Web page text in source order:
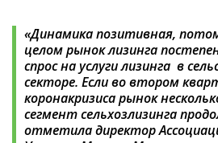
«Динамика позитивная,
целом рынок лизинга
спрос на услуги лизинга в
секторе. Если во втором
коронакризиса рынок
сегмент сельхозлизинга
отметила директор